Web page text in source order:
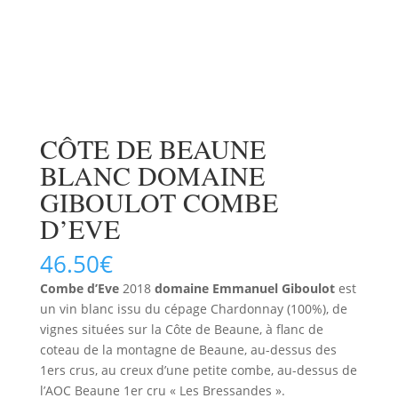
CÔTE DE BEAUNE
BLANC DOMAINE
GIBOULOT COMBE
D’EVE
46.50€
Combe d’Eve2018 domaine Emmanuel Giboulotest
un vin blanc issu du cépage Chardonnay (100%), de
vignes situées sur la Côte de Beaune, à flanc de
coteau de la montagne de Beaune, au-dessus des
1ers crus, au creux d’une petite combe, au-dessus de
l’AOC Beaune 1er cru « Les Bressandes ».